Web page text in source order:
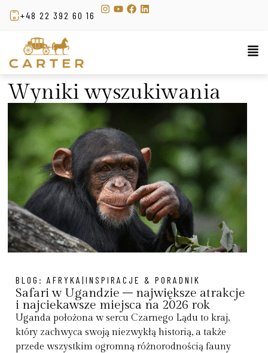
+48 22 392 60 16
Wyniki wyszukiwania
BLOG:AFRYKA|INSPIRACJE & PORADNIK
Safari w Ugandzie – największe atrakcje
i najciekawsze miejsca na 2026 rok
Uganda położona w sercu Czarnego Lądu to kraj,
który zachwyca swoją niezwykłą historią, a także
przede wszystkim ogromną różnorodnością fauny